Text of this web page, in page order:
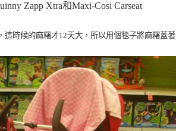
Zapp Xtra和Maxi-Cosi Carseat
這時候的麻糬才12天大，所以用個毯子將麻糬蓋